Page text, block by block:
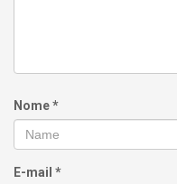
Nome*
E-mail *